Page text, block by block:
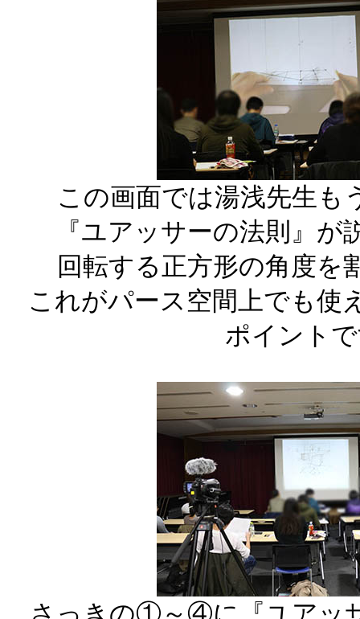
この画面では湯浅先生も
『ユアッサーの法則』
回転する正方形の角度を
これがパース空間上でも使
ポイント